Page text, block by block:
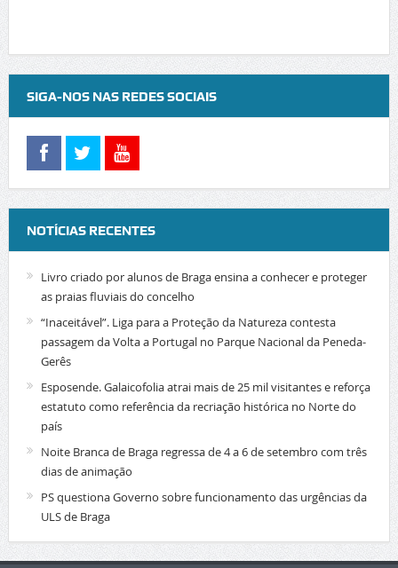
SIGA-NOS NAS REDES SOCIAIS
NOTÍCIAS RECENTES
Livro criado por alunos de Braga ensina a conhecer e proteger
as praias fluviais do concelho
“Inaceitável”. Liga para a Proteção da Natureza contesta
passagem da Volta a Portugal no Parque Nacional da Peneda-
Gerês
Esposende. Galaicofolia atrai mais de 25 mil visitantes e reforça
estatuto como referência da recriação histórica no Norte do
país
Noite Branca de Braga regressa de 4 a 6 de setembro com três
dias de animação
PS questiona Governo sobre funcionamento das urgências da
ULS de Braga